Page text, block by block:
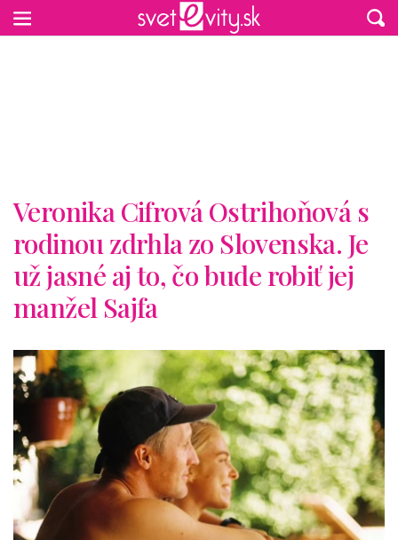
Veronika Cifrová Ostrihoňová s
rodinou zdrhla zo Slovenska. Je
už jasné aj to, čo bude robiť jej
manžel Sajfa